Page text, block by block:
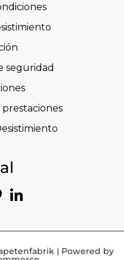
seguridad
| Powered by